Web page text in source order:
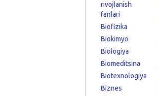
rivojlanish
fanlari
Biofizika
Biokimyo
Biologiya
Biomeditsina
Biotexnologiya
Biznes